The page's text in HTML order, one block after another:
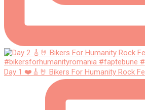
Day 1 ❤️🎸🤘 Bikers For Humanity Rock